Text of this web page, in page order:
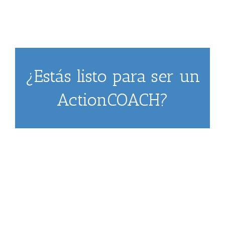
¿Estás listo para ser un
ActionCOACH?